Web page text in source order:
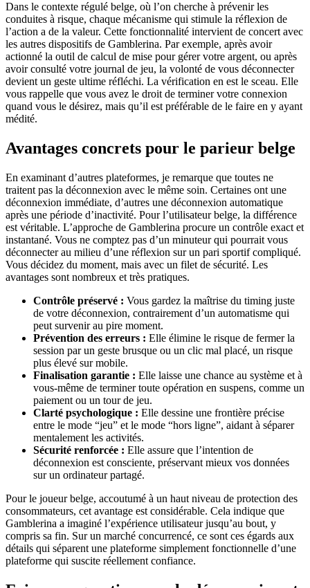
Dans le contexte régulé belge, où l’on cherche à prévenir les
conduites à risque, chaque mécanisme qui stimule la réflexion de
l’action a de la valeur. Cette fonctionnalité intervient de concert avec
les autres dispositifs de Gamblerina. Par exemple, après avoir
actionné la outil de calcul de mise pour gérer votre argent, ou après
avoir consulté votre journal de jeu, la volonté de vous déconnecter
devient un geste ultime réfléchi. La vérification en est le sceau. Elle
vous rappelle que vous avez le droit de terminer votre connexion
quand vous le désirez, mais qu’il est préférable de le faire en y ayant
médité.
Avantages concrets pour le parieur belge
En examinant d’autres plateformes, je remarque que toutes ne
traitent pas la déconnexion avec le même soin. Certaines ont une
déconnexion immédiate, d’autres une déconnexion automatique
après une période d’inactivité. Pour l’utilisateur belge, la différence
est véritable. L’approche de Gamblerina procure un contrôle exact et
instantané. Vous ne comptez pas d’un minuteur qui pourrait vous
déconnecter au milieu d’une réflexion sur un pari sportif compliqué.
Vous décidez du moment, mais avec un filet de sécurité. Les
avantages sont nombreux et très pratiques.
Contrôle préservé : Vous gardez la maîtrise du timing juste
de votre déconnexion, contrairement d’un automatisme qui
peut survenir au pire moment.
Prévention des erreurs : Elle élimine le risque de fermer la
session par un geste brusque ou un clic mal placé, un risque
plus élevé sur mobile.
Finalisation garantie : Elle laisse une chance au système et à
vous-même de terminer toute opération en suspens, comme un
paiement ou un tour de jeu.
Clarté psychologique : Elle dessine une frontière précise
entre le mode “jeu” et le mode “hors ligne”, aidant à séparer
mentalement les activités.
Sécurité renforcée : Elle assure que l’intention de
déconnexion est consciente, préservant mieux vos données
sur un ordinateur partagé.
Pour le joueur belge, accoutumé à un haut niveau de protection des
consommateurs, cet avantage est considérable. Cela indique que
Gamblerina a imaginé l’expérience utilisateur jusqu’au bout, y
compris sa fin. Sur un marché concurrencé, ce sont ces égards aux
détails qui séparent une plateforme simplement fonctionnelle d’une
plateforme qui suscite réellement confiance.